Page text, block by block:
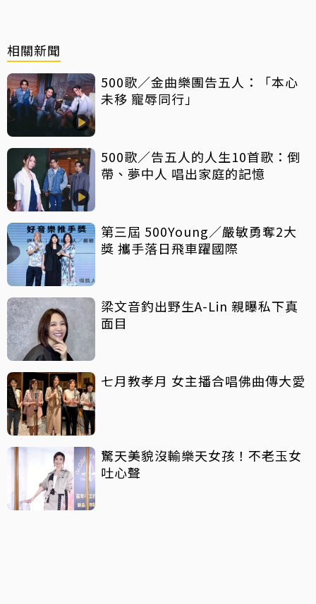
相關新聞
500歌／金曲樂團告五人：「本心
未移 寵辱同行」
500歌／告五人的人生10首歌：倒
帶、夢中人 唱出家庭的記憶
第三屆 500Young／嚴敏勇奪2大
獎 攜手落日飛車躍國際
梁文音釣出野生A-Lin 親曝私下真
面目
七月教孝月 女主播合唱佛曲傳大愛
驚天美貌沒輸樂天女孩！不老玉女
吐心聲